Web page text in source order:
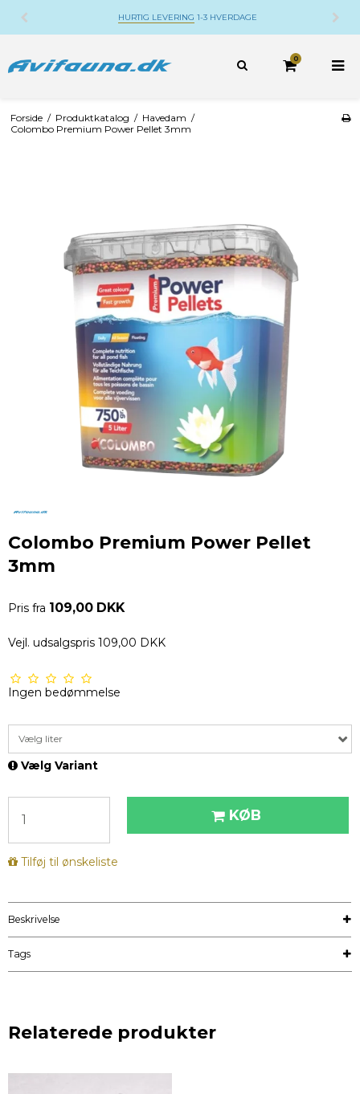
DANSK WEBSHOP BELIGGENDE PÅ
0
Forside / Produktkatalog / Havedam /
Colombo Premium Power Pellet 3mm
Colombo Premium Power Pellet
3mm
Pris fra 109,00 DKK
Vejl. udsalgspris 109,00 DKK
Ingen bedømmelse
Vælg liter
Vælg Variant
KØB
Tilføj til ønskeliste
Beskrivelse
Tags
Relaterede produkter